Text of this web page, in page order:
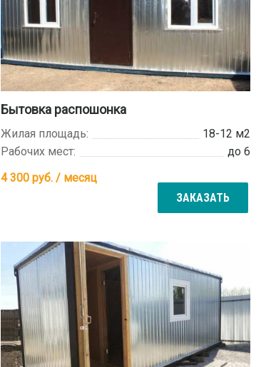
Бытовка распошонка
Жилая площадь:
18-12 м2
Рабочих мест:
до 6
4 300руб. / месяц
ЗАКАЗАТЬ